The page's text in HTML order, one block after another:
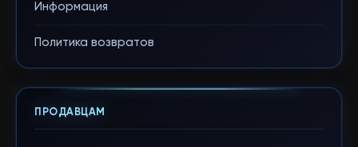
Информация
Политика возвратов
ПРОДАВЦАМ